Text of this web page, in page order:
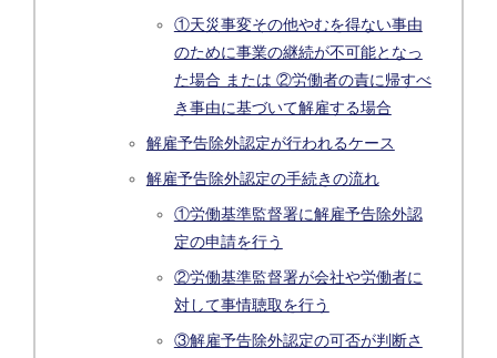
①天災事変その他やむを得ない事由
のために事業の継続が不可能となっ
た場合 または ②労働者の責に帰すべ
き事由に基づいて解雇する場合
解雇予告除外認定が行われるケース
解雇予告除外認定の手続きの流れ
①労働基準監督署に解雇予告除外認
定の申請を行う
②労働基準監督署が会社や労働者に
対して事情聴取を行う
③解雇予告除外認定の可否が判断さ